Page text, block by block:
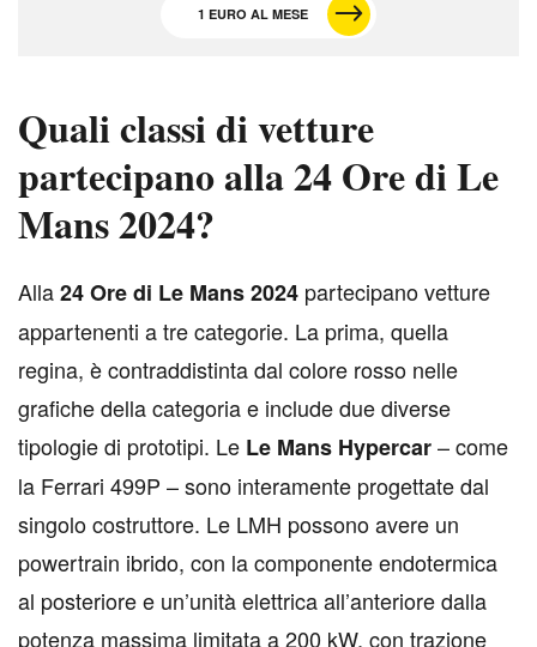
1 EURO AL MESE
Quali classi di vetture
partecipano alla 24 Ore di Le
Mans 2024?
Alla24 Ore di Le Mans 2024 partecipano vetture
appartenenti a tre categorie. La prima, quella
regina, è contraddistinta dal colore rosso nelle
grafiche della categoria e include due diverse
tipologie di prototipi. Le Le Mans Hypercar– come
la Ferrari 499P – sono interamente progettate dal
singolo costruttore. Le LMH possono avere un
powertrain ibrido, con la componente endotermica
al posteriore e un’unità elettrica all’anteriore dalla
potenza massima limitata a 200 kW, con trazione